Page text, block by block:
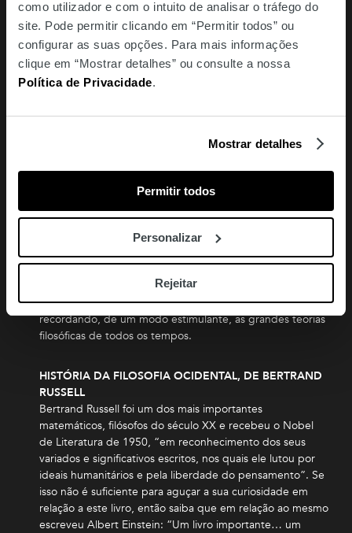
como utilizador e com o intuito de analisar o tráfego do
site. Pode permitir clicando em “Permitir todos” ou
configurar as suas opções. Para mais informações
clique em “Mostrar detalhes” ou consulte a nossa
Política de Privacidade.
Mostrar detalhes
Permitir todos
Personalizar
Rejeitar
curiosidades filosóficas, ilustrações e quebra-cabeças que
mantém o leitor interessado, enquanto explora a
fascinante história do pensamento humano e do espírito
inquisitivo.
A coleção As Grandes Ideias de Todos os Tempos conta já
um design apelativo e uma linguagem fácil de
esquemas que simplificam as teorias mais complexas,
citações clássicas memoráveis e ilustrações que estimulam
Em O Livro da Filosofia, tanto um leitor leigo como um
especialista, pode ter uma experiência de leitura
igualmente recompensadora, aprendendo ou
recordando, de um modo estimulante, as grandes teorias
filosóficas de todos os tempos.
HISTÓRIA DA FILOSOFIA OCIDENTAL, DE BERTRAND
RUSSELL
Bertrand Russell foi um dos mais importantes
matemáticos, filósofos do século XX e recebeu o Nobel
de Literatura de 1950, “em reconhecimento dos seus
variados e significativos escritos, nos quais ele lutou por
ideais humanitários e pela liberdade do pensamento”. Se
isso não é suficiente para aguçar a sua curiosidade em
relação a este livro, então saiba que em relação ao mesmo
escreveu Albert Einstein: “Um livro importante… um